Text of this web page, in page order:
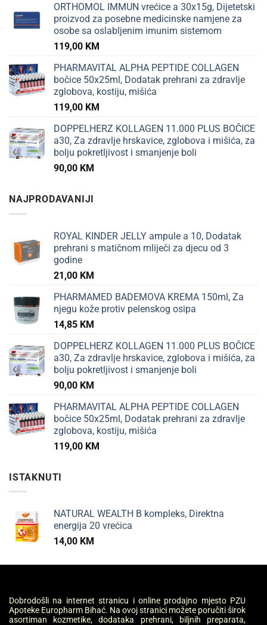
ORTHOMOL IMMUN vrećice a 30x15g, Dijetetski
proizvod za posebne medicinske namjene za
osobe sa oslabljenim imunim sistemom
119,00 KM
PHARMAVITAL ALPHA PEPTIDE COLLAGEN
bočice 50x25ml, Dodatak prehrani za zdravlje
zglobova, kostiju, mišića
119,00 KM
DOPPELHERZ KOLLAGEN 11.000 PLUS BOČICE
a30, Za zdravlje hrskavice, zglobova i mišića, za
bolju pokretljivost i smanjenje boli
90,00 KM
NAJPRODAVANIJI
ROYAL KINDER JELLY ampule a 10, Dodatak
prehrani s matičnom mliječi za djecu od 3
godine
21,00 KM
PHARMAMED BADEMOVA KREMA 150ml, Za
njegu kože protiv pelenskog osipa
14,85 KM
DOPPELHERZ KOLLAGEN 11.000 PLUS BOČICE
a30, Za zdravlje hrskavice, zglobova i mišića, za
bolju pokretljivost i smanjenje boli
90,00 KM
PHARMAVITAL ALPHA PEPTIDE COLLAGEN
bočice 50x25ml, Dodatak prehrani za zdravlje
zglobova, kostiju, mišića
119,00 KM
ISTAKNUTI
NATURAL WEALTH B kompleks, Direktna
energija 20 vrećica
14,00 KM
Dobrodošli na internet stranicu i online prodajno mjesto PZU
Apoteke Europharm Bihać. Na ovoj stranici možete poručiti širok
asortiman kozmetike, dodataka prehrani, biljnih preparata,